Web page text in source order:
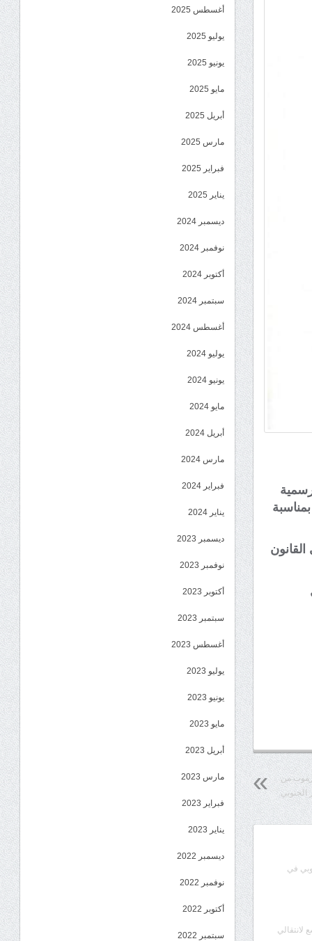
الاثنين 1مايو 2023 إجازة رسمية
من
الجنوبي
في
لانتقالي
أغسطس 2025
يوليو 2025
يونيو 2025
مايو 2025
أبريل 2025
مارس 2025
فبراير 2025
يناير 2025
ديسمبر 2024
نوفمبر 2024
أكتوبر 2024
سبتمبر 2024
أغسطس 2024
يوليو 2024
يونيو 2024
مايو 2024
أبريل 2024
مارس 2024
فبراير 2024
يناير 2024
ديسمبر 2023
نوفمبر 2023
أكتوبر 2023
سبتمبر 2023
أغسطس 2023
يوليو 2023
يونيو 2023
مايو 2023
أبريل 2023
مارس 2023
فبراير 2023
يناير 2023
ديسمبر 2022
نوفمبر 2022
أكتوبر 2022
سبتمبر 2022